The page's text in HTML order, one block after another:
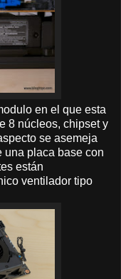
en el que esta
8 núcleos, chipset y
se asemeja
una placa base con
están
ventilador tipo